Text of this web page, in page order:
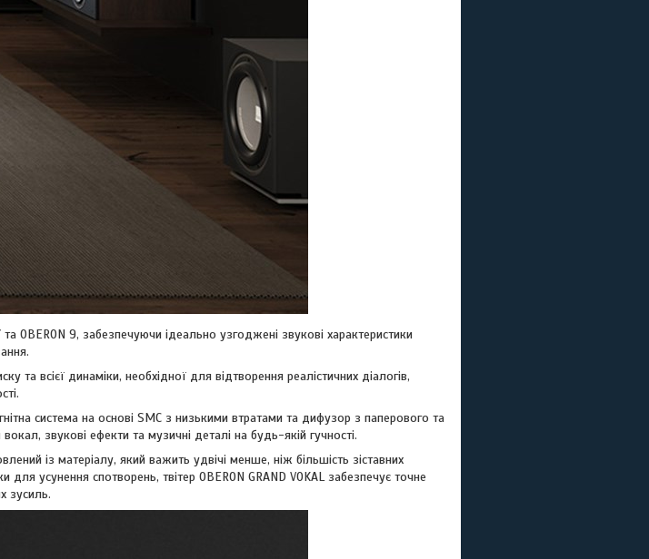
та OBERON 9, забезпечуючи ідеально узгоджені звукові характеристики
та всієї динаміки, необхідної для відтворення реалістичних діалогів,
система на основі SMC з низькими втратами та дифузор з паперового та
звукові ефекти та музичні деталі на будь-якій гучності.
із матеріалу, який важить удвічі менше, ніж більшість зіставних
для усунення спотворень, твітер OBERON GRAND VOKAL забезпечує точне
зусиль.